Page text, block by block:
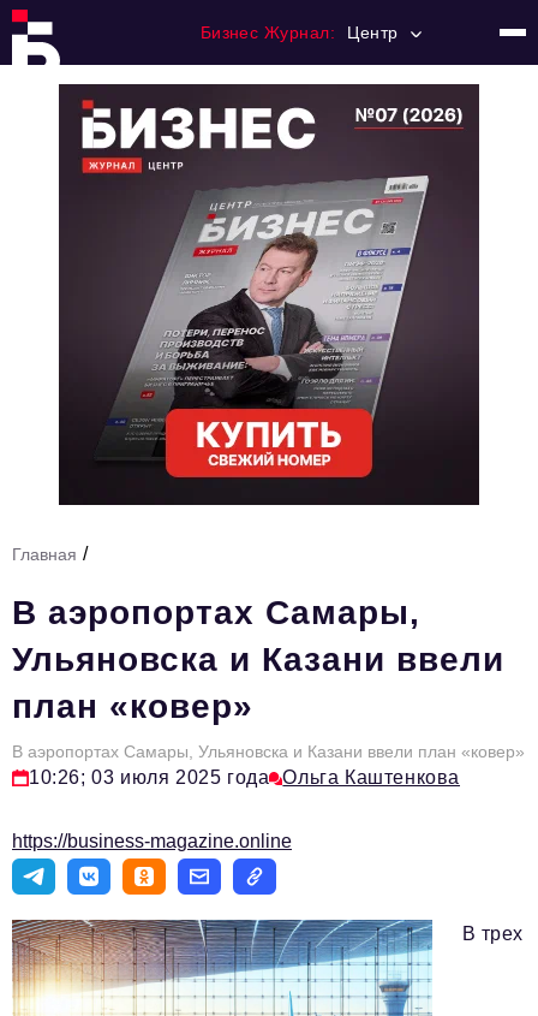
Бизнес Журнал: Центр
Регулирование
Премия "Тульский Бизнес"
История тульского предпринимательства
Тема номера
HR
Персона номера
Инфраструктура развития
Туризм
Импортозамещение
Мероприятия
Авторские материалы
Главная /
В аэропортах Самары,
Ульяновска и Казани ввели
план «ковер»
В аэропортах Самары, Ульяновска и Казани ввели план «ковер»
10:26; 03 июля 2025 года Ольга Каштенкова
https://business-magazine.online
В трех